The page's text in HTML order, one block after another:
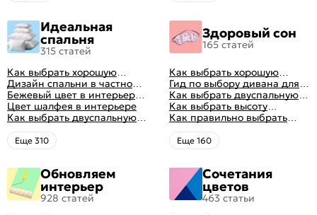
Идеальная
спальня
315 статей
Как выбрать хорошую
кровать для сна
Дизайн спальни в частном
доме: множество идей
оформления идеальных
интерьеров
Бежевый цвет в интерьере
спальни 2024, 40 красивых
интерьеров с фото
Цвет шалфея в интерьере
Как выбрать двуспальную
кровать и матрас
правильно: советы и фото в
интерьере
Eще 310
Здоровый сон
165 статей
Как выбрать хорошую
кровать для сна
Гид по выбору дивана для
сна
Как выбрать двуспальную
кровать и матрас
правильно: советы и фото в
интерьере
Как выбрать высоту
матраса
Как правильно выбрать
ортопедический матрас
Eще 160
Обновляем
интерьер
928 статей
Сочетания
цветов
463 статьи